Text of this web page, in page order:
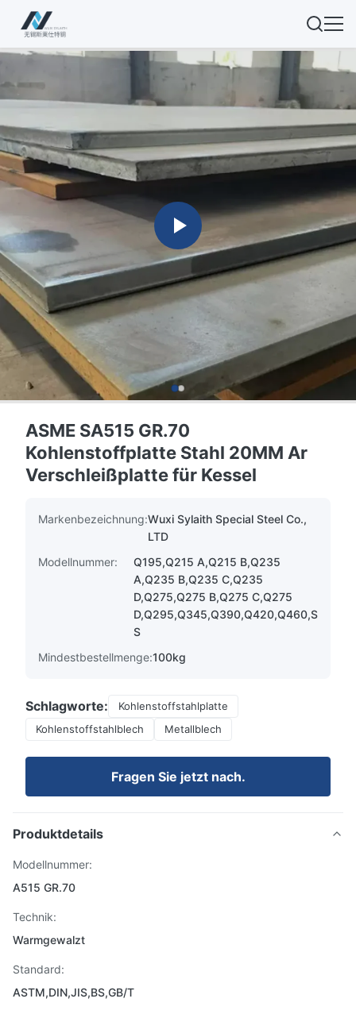
ASME SA515 GR.70
Kohlenstoffplatte Stahl 20MM Ar
Verschleißplatte für Kessel
Markenbezeichnung:Wuxi Sylaith Special Steel Co.,
LTD
Modellnummer:
Q195,Q215 A,Q215 B,Q235
A,Q235 B,Q235 C,Q235
D,Q275,Q275 B,Q275 C,Q275
D,Q295,Q345,Q390,Q420,Q460,S
S
Mindestbestellmenge:100kg
Schlagworte:
Kohlenstoffstahlplatte
Kohlenstoffstahlblech
Metallblech
Fragen Sie jetzt nach.
Produktdetails
Modellnummer:
A515 GR.70
Technik:
Warmgewalzt
Standard:
ASTM,DIN,JIS,BS,GB/T